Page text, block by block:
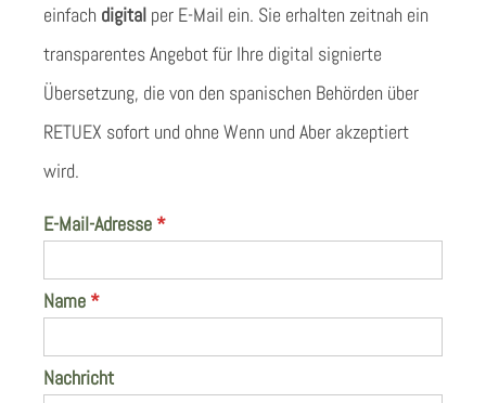
einfach digital per E-Mail ein. Sie erhalten zeitnah ein
transparentes Angebot für Ihre digital signierte
Übersetzung, die von den spanischen Behörden über
RETUEX sofort und ohne Wenn und Aber akzeptiert
wird.
E-Mail-Adresse *
Name *
Nachricht